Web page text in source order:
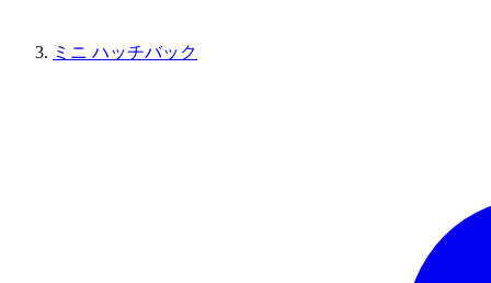
ミニ ハッチバック